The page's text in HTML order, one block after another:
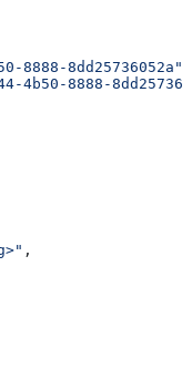
8888-8dd25736052a"
4b50-8888-
,